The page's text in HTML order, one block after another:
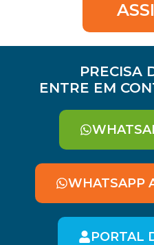
PRECISA
ENTRE EM
WHATSAPP
PORTAL